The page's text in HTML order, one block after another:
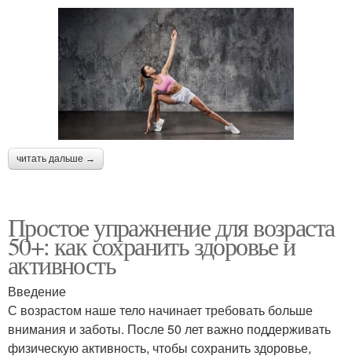
читать дальше →
Простое упражнение для возраста
50+: как сохранить здоровье и
активность
Введение
С возрастом наше тело начинает требовать больше
внимания и заботы. После 50 лет важно поддерживать
физическую активность, чтобы сохранить здоровье,